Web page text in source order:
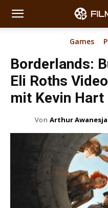
Games
Borderlands:
Eli Roths
mit Kevin Hart
Von Arthur